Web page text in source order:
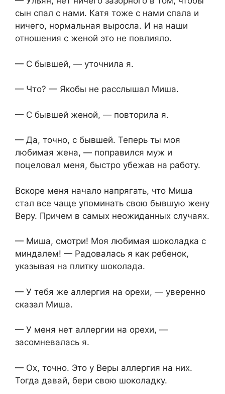
сын спал с нами. Катя тоже с нами спала и
ничего, нормальная выросла. И на наши
отношения с женой это не повлияло.
— С бывшей, — уточнила я.
— Что? — Якобы не расслышал Миша.
— С бывшей женой, — повторила я.
— Да, точно, с бывшей. Теперь ты моя
любимая жена, — поправился муж и
поцеловал меня, быстро убежав на работу.
Вскоре меня начало напрягать, что Миша
стал все чаще упоминать свою бывшую жену
Веру. Причем в самых неожиданных случаях.
— Миша, смотри! Моя любимая шоколадка с
миндалем! — Радовалась я как ребенок,
указывая на плитку шоколада.
— У тебя же аллергия на орехи, — уверенно
сказал Миша.
— У меня нет аллергии на орехи, —
засомневалась я.
— Ох, точно. Это у Веры аллергия на них.
Тогда давай, бери свою шоколадку.